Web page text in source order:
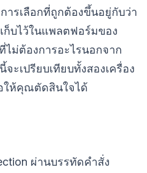
ารเลือกที่ถูกต้องขึ้นอยู่กับว่า
บไว้ในแพลตฟอร์มของ
ไม่ต้องการอะไรนอกจาก
ะเปรียบเทียบทั้งสองเครื่อง
ให้คุณตัดสินใจได้
ผ่านบรรทัดคำสั่ง